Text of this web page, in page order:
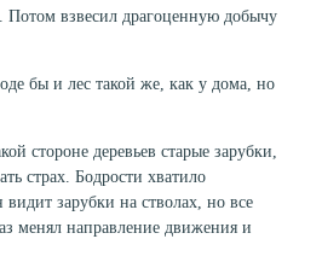
Потом взвесил драгоценную добычу
бы и лес такой же, как у дома, но
стороне деревьев старые зарубки,
страх. Бодрости хватило
зарубки на стволах, но все
менял на­правление движения и